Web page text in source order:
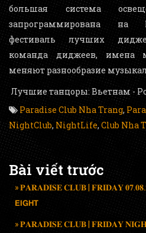
большая система
запрограммирована на
фестиваль лучших
команда диджеев, имена
меняют разнообразие
Лучшие танцоры: Вьетнам -
Paradise Club Nha Trang,
NightClub, NightLife, Club Nha
Bài viết trước
» 𝐏𝐀𝐑𝐀𝐃𝐈𝐒𝐄 𝐂𝐋𝐔𝐁 | 𝐅𝐑𝐈𝐃𝐀𝐘
𝗘𝗜𝗚𝗛𝗧
» 𝐏𝐀𝐑𝐀𝐃𝐈𝐒𝐄 𝐂𝐋𝐔𝐁 | 𝐅𝐑𝐈𝐃𝐀𝐘